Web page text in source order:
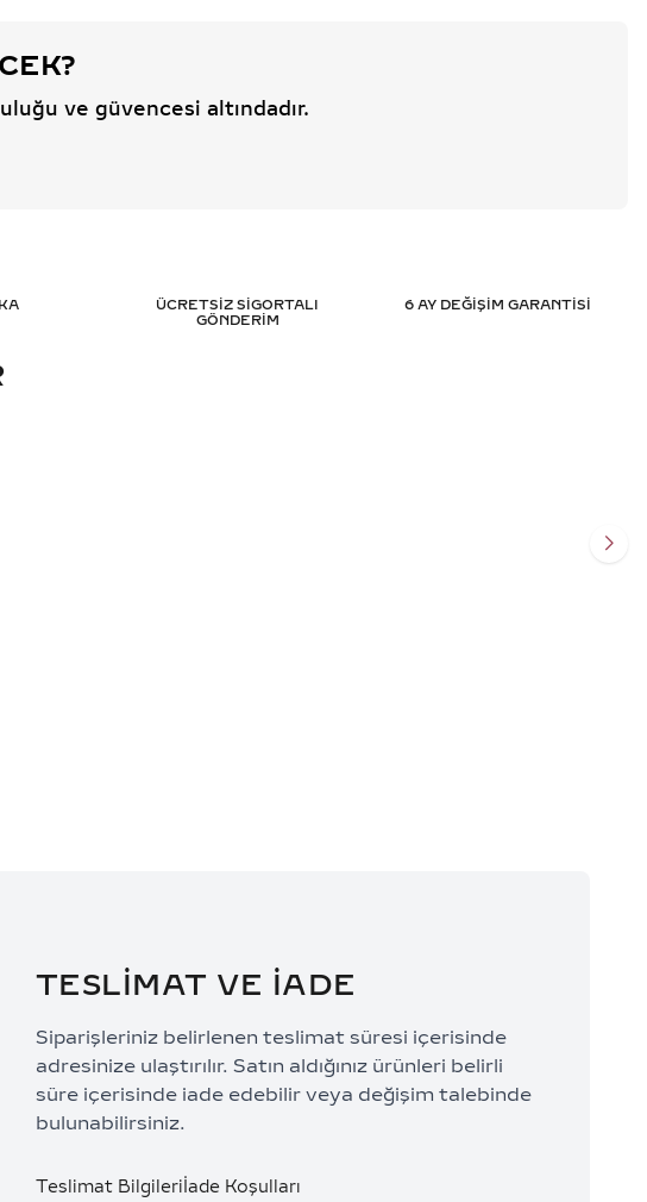
ve güvencesi altındadır.
ÜCRETSİZ SİGORTALI
GÖNDERİM
6 AY DEĞİŞİM GARANTİSİ
TESLİMAT VE İADE
Siparişleriniz belirlenen teslimat süresi içerisinde
adresinize ulaştırılır. Satın aldığınız ürünleri belirli
süre içerisinde iade edebilir veya değişim talebinde
bulunabilirsiniz.
Teslimat Bilgileri İade Koşulları